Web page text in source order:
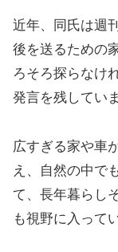
近年、同氏は週
後を送るための
ろそろ探らなけ
発言を残してい
広すぎる家や車
え、自然の中で
て、長年暮らし
も視野に入って